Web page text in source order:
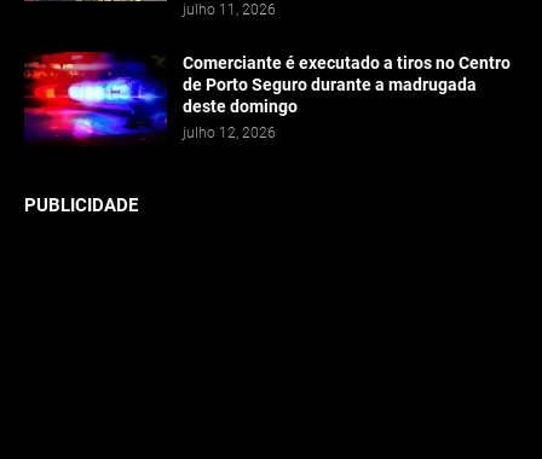
julho 11, 2026
Comerciante é executado a tiros no Centro
de Porto Seguro durante a madrugada
deste domingo
julho 12, 2026
PUBLICIDADE